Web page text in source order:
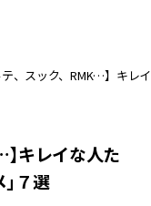
テ、スック、RMK…】キレ
】キレイな人た
７選